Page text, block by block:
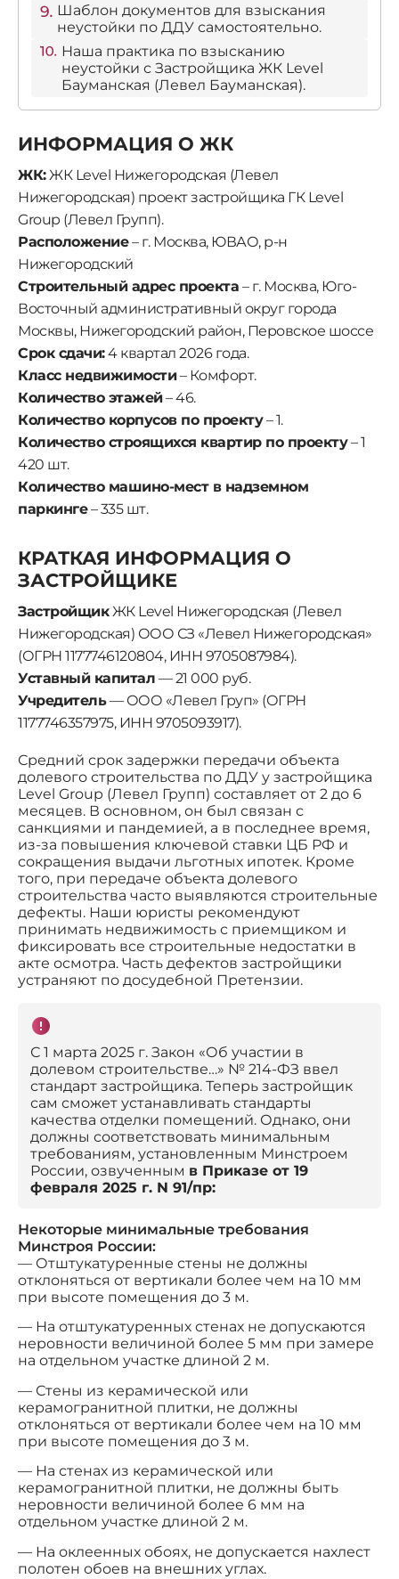
Шаблон документов для взыскания
неустойки по ДДУ самостоятельно.
Наша практика по взысканию
неустойки с Застройщика ЖК Level
Бауманская (Левел Бауманская).
ИНФОРМАЦИЯ О ЖК
ЖК:ЖК Level Нижегородская (Левел
Нижегородская) проект застройщика ГК Level
Group (Левел Групп).
Расположение– г. Москва, ЮВАО, р-н
Нижегородский
Строительный адрес проекта – г. Москва, Юго-
Восточный административный округ города
Москвы, Нижегородский район, Перовское шоссе
Срок сдачи:4 квартал 2026 года.
Класс недвижимости– Комфорт.
Количество этажей– 46.
Количество корпусов по проекту– 1.
Количество строящихся квартир по проекту– 1
420 шт.
Количество машино-мест в надземном
паркинге– 335 шт.
КРАТКАЯ ИНФОРМАЦИЯ О
ЗАСТРОЙЩИКЕ
ЗастройщикЖК Level Нижегородская (Левел
Нижегородская) ООО СЗ «Левел Нижегородская»
(ОГРН 1177746120804, ИНН 9705087984).
Уставный капитал — 21 000 руб.
Учредитель— ООО «Левел Груп» (ОГРН
1177746357975, ИНН 9705093917).
Средний срок задержки передачи объекта
долевого строительства по ДДУ у застройщика
Level Group (Левел Групп) составляет от 2 до 6
месяцев. В основном, он был связан с
санкциями и пандемией, а в последнее время,
из-за повышения ключевой ставки ЦБ РФ и
сокращения выдачи льготных ипотек. Кроме
того, при передаче объекта долевого
строительства часто выявляются строительные
дефекты. Наши юристы рекомендуют
принимать недвижимость с приемщиком и
фиксировать все строительные недостатки в
акте осмотра. Часть дефектов застройщики
устраняют по досудебной Претензии.
С 1 марта 2025 г. Закон «Об участии в
долевом строительстве…» № 214-ФЗ ввел
стандарт застройщика. Теперь застройщик
сам сможет устанавливать стандарты
качества отделки помещений. Однако, они
должны соответствовать минимальным
требованиям, установленным Минстроем
России, озвученным в Приказе от 19
февраля 2025 г. N 91/пр:
Некоторые минимальные требования
Минстроя России:
— Отштукатуренные стены не должны
отклоняться от вертикали более чем на 10 мм
при высоте помещения до 3 м.
— На отштукатуренных стенах не допускаются
неровности величиной более 5 мм при замере
на отдельном участке длиной 2 м.
— Стены из керамической или
керамогранитной плитки, не должны
отклоняться от вертикали более чем на 10 мм
при высоте помещения до 3 м.
— На стенах из керамической или
керамогранитной плитки, не должны быть
неровности величиной более 6 мм на
отдельном участке длиной 2 м.
— На оклеенных обоях, не допускается нахлест
полотен обоев на внешних углах.